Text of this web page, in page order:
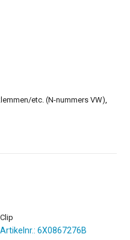
etc. (N-nummers VW),
Clip
Artikelnr.: 6X0867276B